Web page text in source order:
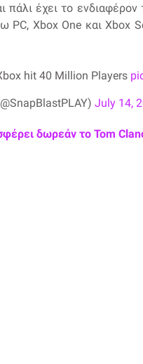
πάλι έχει το
PC, Xbox One και Xbox
hit 40 Million Players
July 14,
δωρεάν το Tom